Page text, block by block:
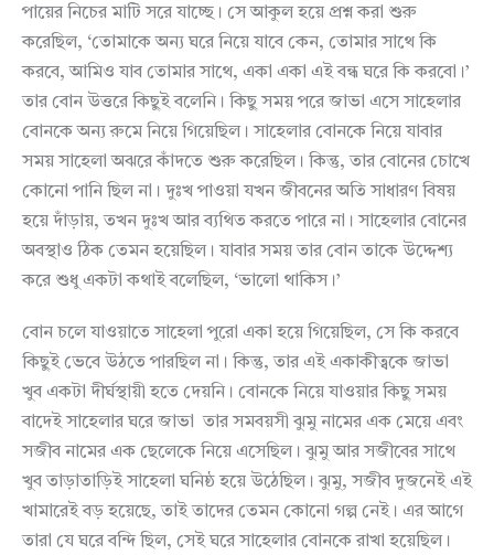
পায়ের নিচের মাটি সরে যাচ্ছে। সে আকুল হয়ে প্রশ্ন করা শুরু
করেছিল, ‘তোমাকে অন্য ঘরে নিয়ে যাবে কেন, তোমার সাথে কি
করবে, আমিও যাব তোমার সাথে, একা একা এই বন্ধ ঘরে কি করবো।’
তার বোন উত্তরে কিছুই বলেনি। কিছু সময় পরে জাভা এসে সাহেলার
বোনকে অন্য রুমে নিয়ে গিয়েছিল। সাহেলার বোনকে নিয়ে যাবার
সময় সাহেলা অঝরে কাঁদতে শুরু করেছিল। কিন্তু, তার বোনের চোখে
কোনো পানি ছিল না। দুঃখ পাওয়া যখন জীবনের অতি সাধারণ বিষয়
হয়ে দাঁড়ায়, তখন দুঃখ আর ব্যথিত করতে পারে না। সাহেলার বোনের
অবস্থাও ঠিক তেমন হয়েছিল। যাবার সময় তার বোন তাকে উদ্দেশ্য
করে শুধু একটা কথাই বলেছিল, ‘ভালো থাকিস।’
বোন চলে যাওয়াতে সাহেলা পুরো একা হয়ে গিয়েছিল, সে কি করবে
কিছুই ভেবে উঠতে পারছিল না। কিন্তু, তার এই একাকীত্বকে জাভা
খুব একটা দীর্ঘস্থায়ী হতে দেয়নি। বোনকে নিয়ে যাওয়ার কিছু সময়
বাদেই সাহেলার ঘরে জাভা তার সমবয়সী ঝুমু নামের এক মেয়ে এবং
সজীব নামের এক ছেলেকে নিয়ে এসেছিল। ঝুমু আর সজীবের সাথে
খুব তাড়াতাড়িই সাহেলা ঘনিষ্ঠ হয়ে উঠেছিল। ঝুমু, সজীব দুজনেই এই
খামারেই বড় হয়েছে, তাই তাদের তেমন কোনো গল্প নেই। এর আগে
তারা যে ঘরে বন্দি ছিল, সেই ঘরে সাহেলার বোনকে রাখা হয়েছিল।